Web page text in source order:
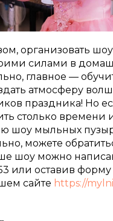
организовать
силами в
главное —
атмосферу
праздника! Но
столько времени
шоу мыльных
можете
шоу можно
или оставив форму
сайте https://